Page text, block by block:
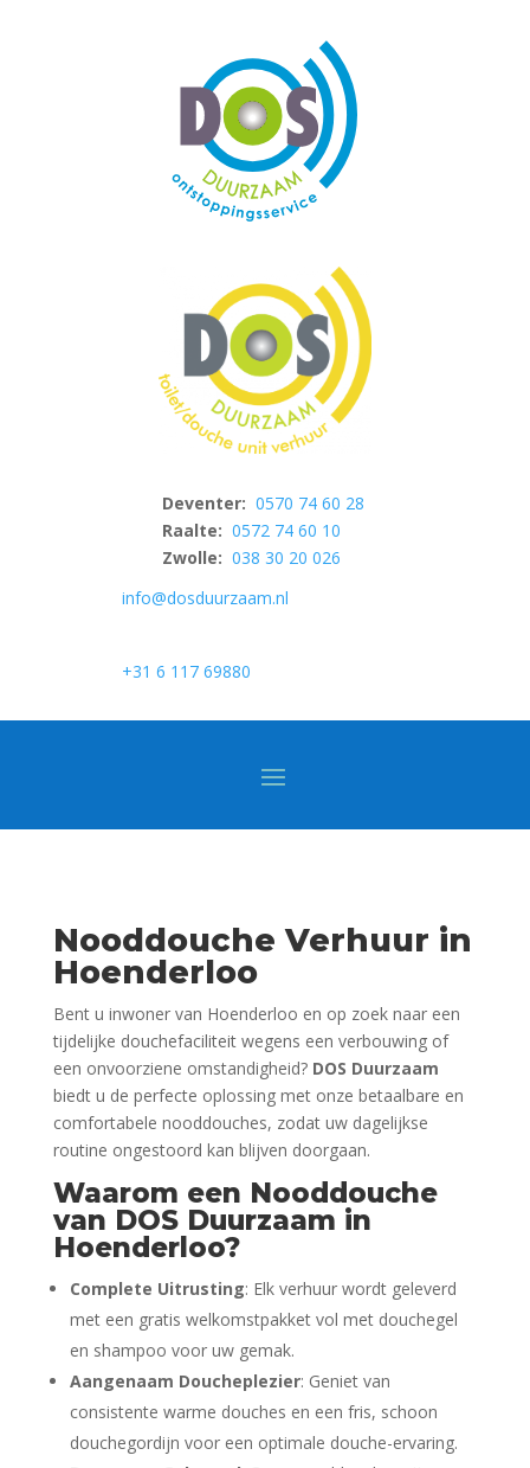
Deventer: 0570 74 60 28
Raalte: 0572 74 60 10
Zwolle: 038 30 20 026
info@dosduurzaam.nl
+31 6 117 69880
Nooddouche Verhuur in
Hoenderloo
Bent u inwoner van Hoenderloo en op zoek naar een
tijdelijke douchefaciliteit wegens een verbouwing of
een onvoorziene omstandigheid? DOS Duurzaam
biedt u de perfecte oplossing met onze betaalbare en
comfortabele nooddouches, zodat uw dagelijkse
routine ongestoord kan blijven doorgaan.
Waarom een Nooddouche
van DOS Duurzaam in
Hoenderloo?
Complete Uitrusting: Elk verhuur wordt geleverd
met een gratis welkomstpakket vol met douchegel
en shampoo voor uw gemak.
Aangenaam Doucheplezier: Geniet van
consistente warme douches en een fris, schoon
douchegordijn voor een optimale douche-ervaring.